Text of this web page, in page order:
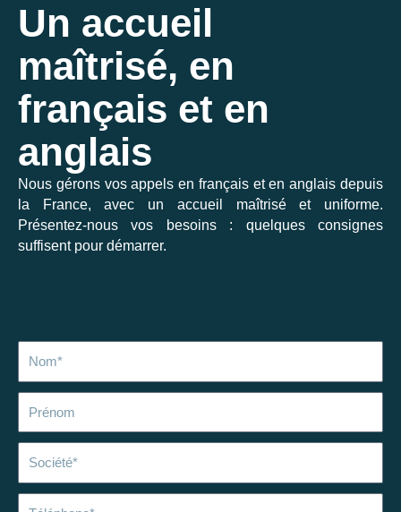
Un accueil
maîtrisé, en
français et en
anglais
Nous gérons vos appels en français et en anglais depuis
la France, avec un accueil maîtrisé et uniforme.
Présentez-nous vos besoins : quelques consignes
suffisent pour démarrer.